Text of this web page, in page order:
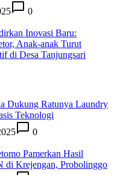
0
Inovasi Baru:
Anak-anak Turut
di Desa Tanjungsari
Dukung Ratunya Laundry
Teknologi
0
Pamerkan Hasil
di Krejengan, Probolinggo